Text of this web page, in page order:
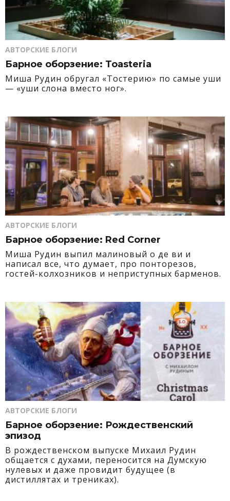
АВТОРСКИЕ БЛОГИ
Барное оборзение: Toasteria
Миша Рудин обругал «Тостерию» по самые уши
— «уши слона вместо ног».
АВТОРСКИЕ БЛОГИ
Барное оборзение: Red Corner
Миша Рудин выпил малиновый о де ви и
написал все, что думает, про понторезов,
гостей-колхозников и неприступных барменов.
АВТОРСКИЕ БЛОГИ
Барное оборзение: Рождественский
эпизод
В рождественском выпуске Михаил Рудин
общается с духами, переносится на Думскую
нулевых и даже провидит будущее (в
дистиллятах и трениках).